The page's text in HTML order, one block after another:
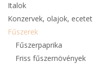
Italok
Konzervek, olajok, ecetet
Fűszerek
Fűszerpaprika
Friss fűszernövények